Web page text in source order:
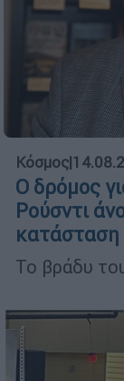
Κόσμος|
Ο δρόμος
Ρούσντι
κατάσταση
Το βράδυ